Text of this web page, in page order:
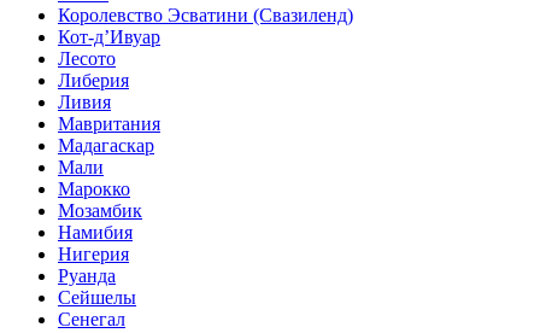
Королевство Эсватини (Свазиленд)
Кот-д’Ивуар
Лесото
Либерия
Ливия
Мавритания
Мадагаскар
Мали
Марокко
Мозамбик
Намибия
Нигерия
Руанда
Сейшелы
Сенегал